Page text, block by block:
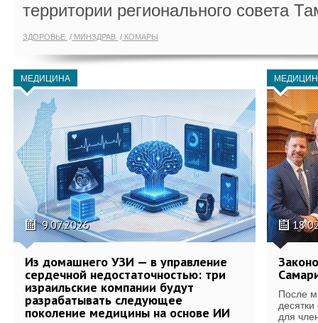
территории регионального совета
ЗДОРОВЬЕ МИНЗДРАВ КОМАРЫ
МЕДИЦИНА
9.07.2026
Из домашнего УЗИ — в управление
сердечной недостаточностью: три
израильские компании будут
разрабатывать следующее
поколение медицины на основе ИИ
После
для